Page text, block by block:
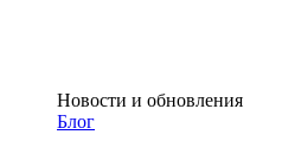
Новости и обновления
Блог